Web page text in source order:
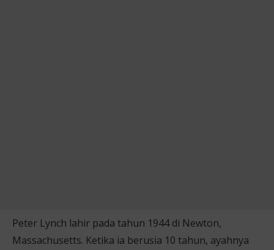
Peter Lynch lahir pada tahun 1944 di Newton,
Massachusetts. Ketika ia berusia 10 tahun, ayahnya